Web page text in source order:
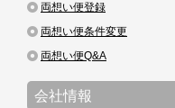
両想い便登録
両想い便条件変更
両想い便Q&A
会社情報